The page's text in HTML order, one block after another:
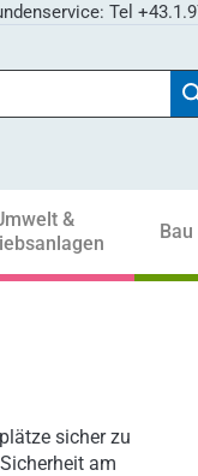
Tel
&
sicher zu
am